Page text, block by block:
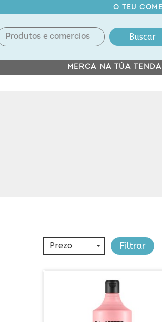
O TEU
Buscar
MERCA NA TÚA
Prezo Filtrar